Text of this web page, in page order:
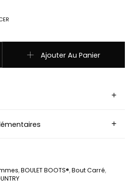
Ajouter Au Panier
,BOULET BOOTS®,Bout Carré,